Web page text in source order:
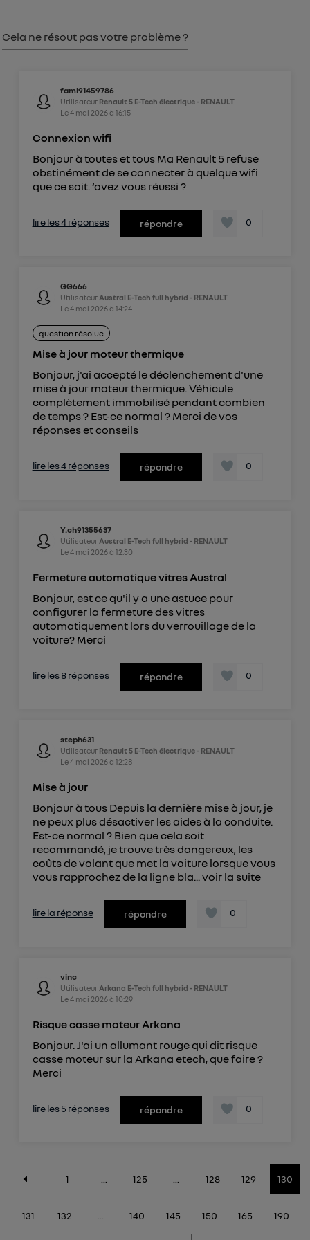
Cela ne résout pas votre problème ?
fami91459786
Utilisateur Renault 5 E-Tech électrique - RENAULT
Le4 mai 2026à 16:15
Connexion wifi
Bonjour à toutes et tous Ma Renault 5 refuse
obstinément de se connecter à quelque wifi
que ce soit. ‘avez vous réussi ?
lire les 4 réponses répondre 0
GG666
Utilisateur Austral E-Tech full hybrid - RENAULT
Le4 mai 2026à 14:24
question résolue
Mise à jour moteur thermique
Bonjour, j'ai accepté le déclenchement d'une
mise à jour moteur thermique. Véhicule
complètement immobilisé pendant combien
de temps ? Est-ce normal ? Merci de vos
réponses et conseils
lire les 4 réponses répondre 0
Y.ch91355637
Utilisateur Austral E-Tech full hybrid - RENAULT
Le4 mai 2026à 12:30
Fermeture automatique vitres Austral
Bonjour, est ce qu'il y a une astuce pour
configurer la fermeture des vitres
automatiquement lors du verrouillage de la
voiture? Merci
lire les 8 réponses répondre 0
steph631
Utilisateur Renault 5 E-Tech électrique - RENAULT
Le4 mai 2026à 12:28
Mise à jour
Bonjour à tous Depuis la dernière mise à jour, je
ne peux plus désactiver les aides à la conduite.
Est-ce normal ? Bien que cela soit
recommandé, je trouve très dangereux, les
coûts de volant que met la voiture lorsque vous
vous rapprochez de la ligne bla... voir la suite
lire la réponse répondre 0
vinc
Utilisateur Arkana E-Tech full hybrid - RENAULT
Le4 mai 2026à 10:29
Risque casse moteur Arkana
Bonjour. J'ai un allumant rouge qui dit risque
casse moteur sur la Arkana etech, que faire ?
Merci
lire les 5 réponses répondre 0
1 125 128 129 130
131 132 140 145 150 165 190
Politique d'information sur les données